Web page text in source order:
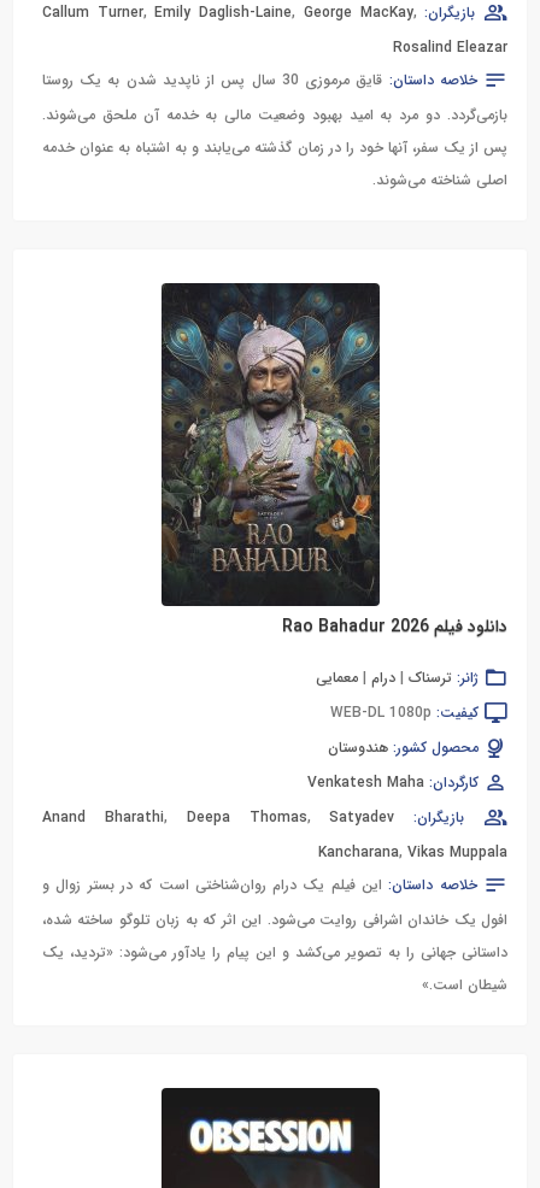
بازیگران:
Callum Turner,Emily Daglish-Laine, George MacKay,
Rosalind Eleazar
خلاصه داستان:
قایق مرموزی 30 سال پس از ناپدید شدن به یک روستا
بازمی‌گردد. دو مرد به امید بهبود وضعیت مالی به خدمه آن ملحق می‌شوند.
پس از یک سفر، آنها خود را در زمان گذشته می‌یابند و به اشتباه به عنوان خدمه
اصلی شناخته می‌شوند.
دانلود فیلم Rao Bahadur 2026
ژانر: ترسناک | درام | معمایی
کیفیت: WEB-DL 1080p
محصول کشور: هندوستان
کارگردان: Venkatesh Maha
بازیگران:
Anand Bharathi, Deepa Thomas,Satyadev
Kancharana, Vikas Muppala
خلاصه داستان: این فیلم یک درام روان‌شناختی است که در بستر زوال و
افول یک خاندان اشرافی روایت می‌شود. این اثر که به زبان تلوگو ساخته شده،
داستانی جهانی را به تصویر می‌کشد و این پیام را یادآور می‌شود: «تردید، یک
شیطان است.»